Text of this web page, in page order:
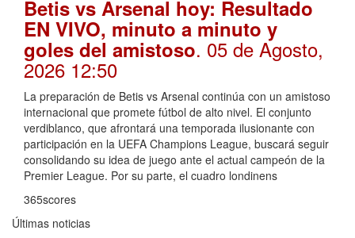
Betis vs Arsenal hoy: Resultado
EN VIVO, minuto a minuto y
goles del amistoso. 05 de Agosto,
2026 12:50
La preparación de Betis vs Arsenal continúa con un amistoso
internacional que promete fútbol de alto nivel. El conjunto
verdiblanco, que afrontará una temporada ilusionante con
participación en la UEFA Champions League, buscará seguir
consolidando su idea de juego ante el actual campeón de la
Premier League. Por su parte, el cuadro londinens
365scores
Últimas noticias